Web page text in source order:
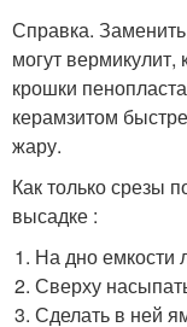
Справка.
могут
крошки
керамзитом
жару.
Как только срезы
высадке :
На дно емкости
Сверху
Сделать в ней